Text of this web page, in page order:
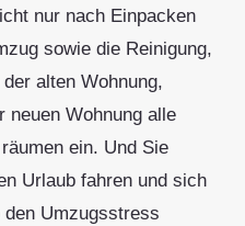
nur nach Einpacken
sowie die Reinigung,
alten Wohnung,
neuen Wohnung alle
ein. Und Sie
Urlaub fahren und sich
Umzugsstress